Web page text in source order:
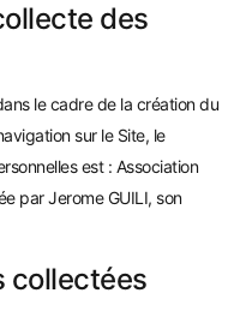
des
le cadre de la création du
sur le Site, le
est : Association
par Jerome GUILI, son
collectées